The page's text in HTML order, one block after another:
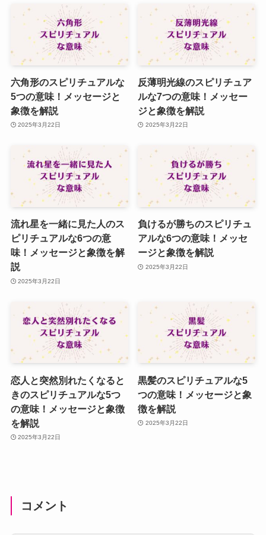
六角形のスピリチュアルな
5つの意味！メッセージと
象徴を解説
2025年3月22日
反薄明光線のスピリチュア
ルな7つの意味！メッセー
ジと象徴を解説
2025年3月22日
流れ星を一緒に見た人のス
ピリチュアルな6つの意
味！メッセージと象徴を解
説
2025年3月22日
負けるが勝ちのスピリチュ
アルな6つの意味！メッセ
ージと象徴を解説
2025年3月22日
恋人と突然別れたくなると
きのスピリチュアルな5つ
の意味！メッセージと象徴
を解説
2025年3月22日
黒髪のスピリチュアルな5
つの意味！メッセージと象
徴を解説
2025年3月22日
コメント